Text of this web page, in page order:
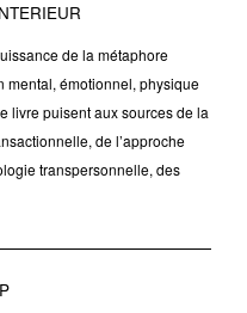
de la métaphore
mental, émotionnel, physique
livre puisent aux sources de la
de l’approche
transpersonnelle, des